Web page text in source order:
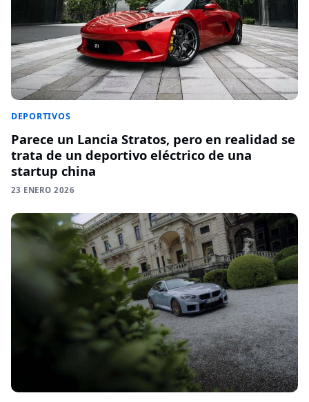
DEPORTIVOS
Parece un Lancia Stratos, pero en realidad se
trata de un deportivo eléctrico de una
startup china
23 ENERO 2026